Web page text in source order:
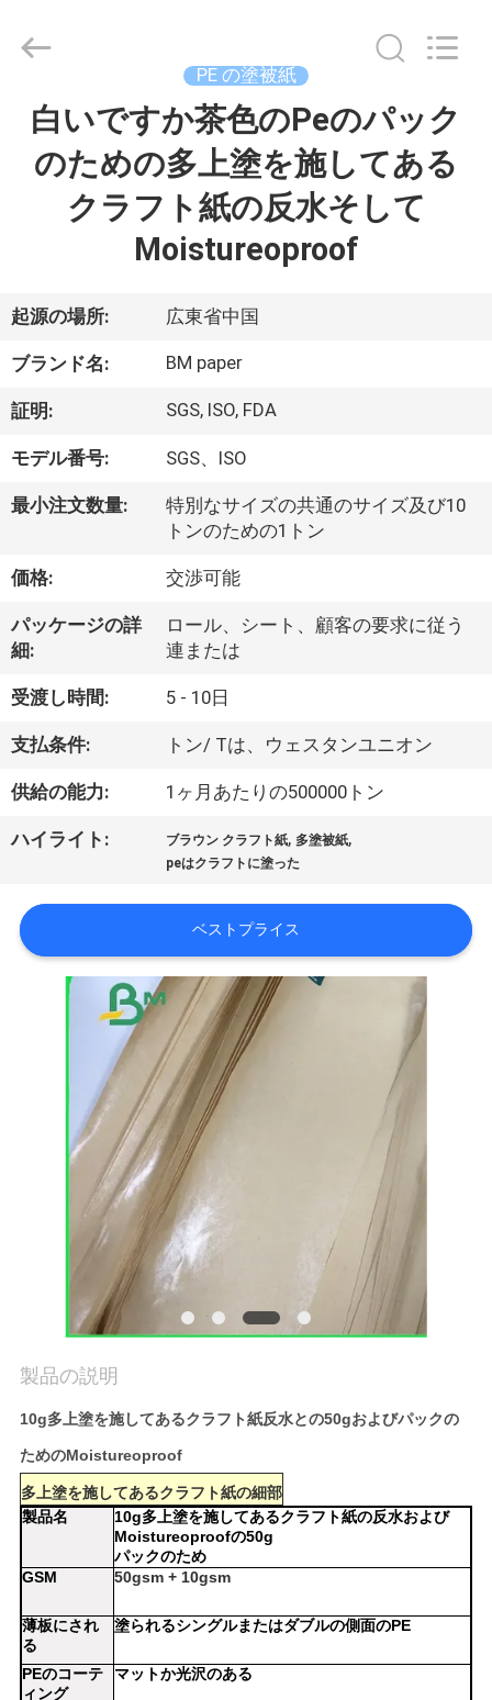
わ
た
し
た
に
つ
い
て
工
場
ア
ー
だ
さ
い
ュ
ー
ス
GUANGZHOU
BMPAPER
CO.,LTD.
Reserved.
PE の塗被紙
白いですか茶色のPeのパック
のための多上塗を施してある
クラフト紙の反水そして
Moistureoproof
起源の場所: 広東省中国
ブランド名: BM paper
証明: SGS, ISO, FDA
モデル番号: SGS、ISO
最小注文数量:
特別なサイズの共通のサイズ及び10
トンのための1トン
価格: 交渉可能
パッケージの詳
細:
ロール、シート、顧客の要求に従う
連または
受渡し時間: 5 - 10日
支払条件: トン/ Tは、ウェスタンユニオン
供給の能力: 1ヶ月あたりの500000トン
ハイライト: ブラウン クラフト紙, 多塗被紙,
peはクラフトに塗った
ベストプライス
製品の説明
10g多上塗を施してあるクラフト紙反水との50gおよびパックの
ためのMoistureoproof
多上塗を施してあるクラフト紙の細部
製品名
10g多上塗を施してあるクラフト紙の反水および
Moistureoproofの50g
パックのため
GSM
50gsm + 10gsm
薄板にされ
る
塗られるシングルまたはダブルの側面のPE
PEのコーテ
ィング
マットか光沢のある